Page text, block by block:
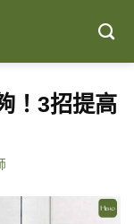
！3招提高